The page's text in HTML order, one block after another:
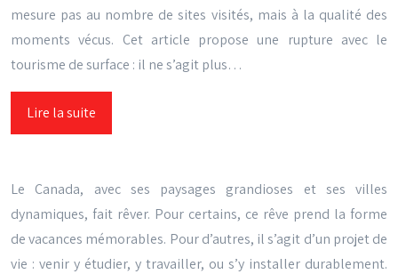
mesure pas au nombre de sites visités, mais à la qualité des
moments vécus. Cet article propose une rupture avec le
tourisme de surface : il ne s’agit plus…
Lire la suite
Le Canada, avec ses paysages grandioses et ses villes
dynamiques, fait rêver. Pour certains, ce rêve prend la forme
de vacances mémorables. Pour d’autres, il s’agit d’un projet de
vie : venir y étudier, y travailler, ou s’y installer durablement.